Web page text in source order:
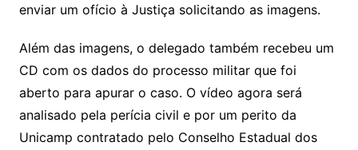
enviar um ofício à Justiça solicitando as imagens.
Além das imagens, o delegado também recebeu um
CD com os dados do processo militar que foi
aberto para apurar o caso. O vídeo agora será
analisado pela perícia civil e por um perito da
Unicamp contratado pelo Conselho Estadual dos